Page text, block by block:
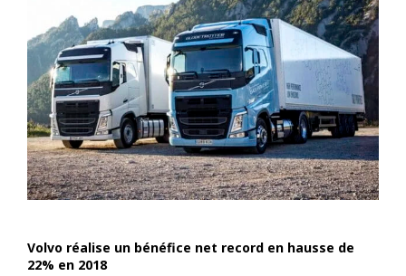
Volvo réalise un bénéfice net record en hausse de
22% en 2018